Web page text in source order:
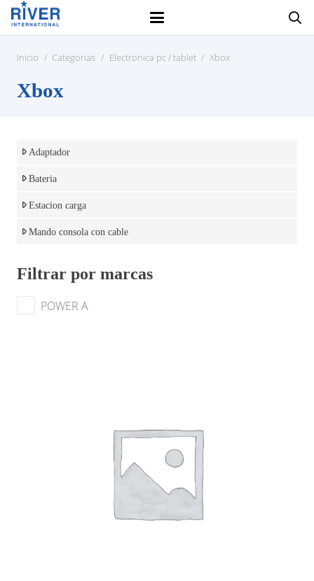
Inicio / Categorias / Electronica pc / tablet / Xbox
Xbox
Adaptador
Bateria
Estacion carga
Mando consola con cable
Filtrar por marcas
POWER A